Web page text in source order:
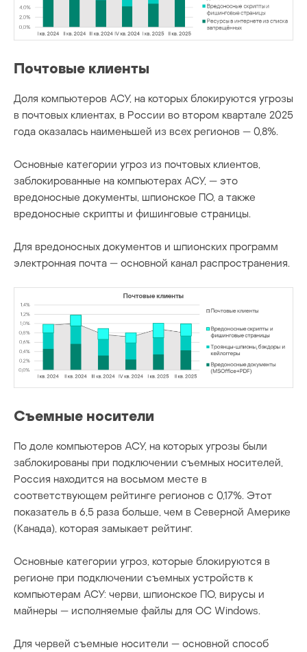
Почтовые клиенты
Доля компьютеров АСУ, на которых блокируются угрозы
в почтовых клиентах, в России во втором квартале 2025
года оказалась наименьшей из всех регионов — 0,8%.
Основные категории угроз из почтовых клиентов,
заблокированные на компьютерах АСУ, — это
вредоносные документы, шпионское ПО, а также
вредоносные скрипты и фишинговые страницы.
Для вредоносных документов и шпионских программ
электронная почта — основной канал распространения.
Съемные носители
По доле компьютеров АСУ, на которых угрозы были
заблокированы при подключении съемных носителей,
Россия находится на восьмом месте в
соответствующем рейтинге регионов с 0,17%. Этот
показатель в 6,5 раза больше, чем в Северной Америке
(Канада), которая замыкает рейтинг.
Основные категории угроз, которые блокируются в
регионе при подключении съемных устройств к
компьютерам АСУ: черви, шпионское ПО, вирусы и
майнеры — исполняемые файлы для ОС Windows.
Для червей съемные носители — основной способ